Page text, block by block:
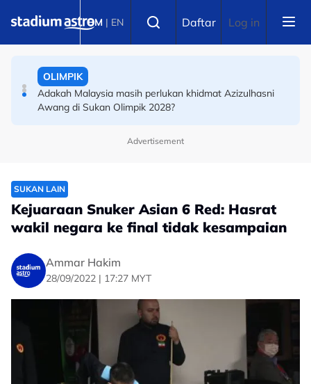
BM | EN Daftar Log in
ARRC: Ramdan Rosli mahu ulangi pencapaian tahun
OLIMPIK
Adakah Malaysia masih perlukan khidmat Azizulhasni
Awang di Sukan Olimpik 2028?
Advertisement
SUKAN LAIN
Kejuaraan Snuker Asian 6 Red: Hasrat
wakil negara ke final tidak kesampaian
Ammar Hakim
28/09/2022 | 17:27 MYT